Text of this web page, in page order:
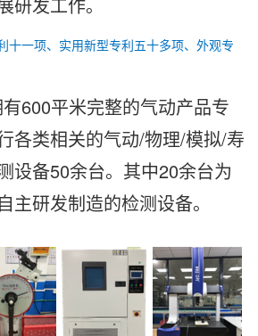
十一项、实用新型专利五十多项、外观专
600平米完整的气动产品专
各类相关的气动/物理/模拟/寿
设备50余台。其中20余台为
主研发制造的检测设备。